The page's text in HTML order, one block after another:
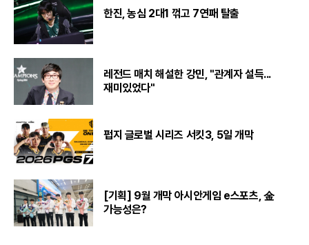
한진, 농심 2대1 꺾고 7연패 탈출
레전드 매치 해설한 강민, "관계자 설득...
재미있었다"
펍지 글로벌 시리즈 서킷3, 5일 개막
[기획] 9월 개막 아시안게임 e스포츠, 金
가능성은?